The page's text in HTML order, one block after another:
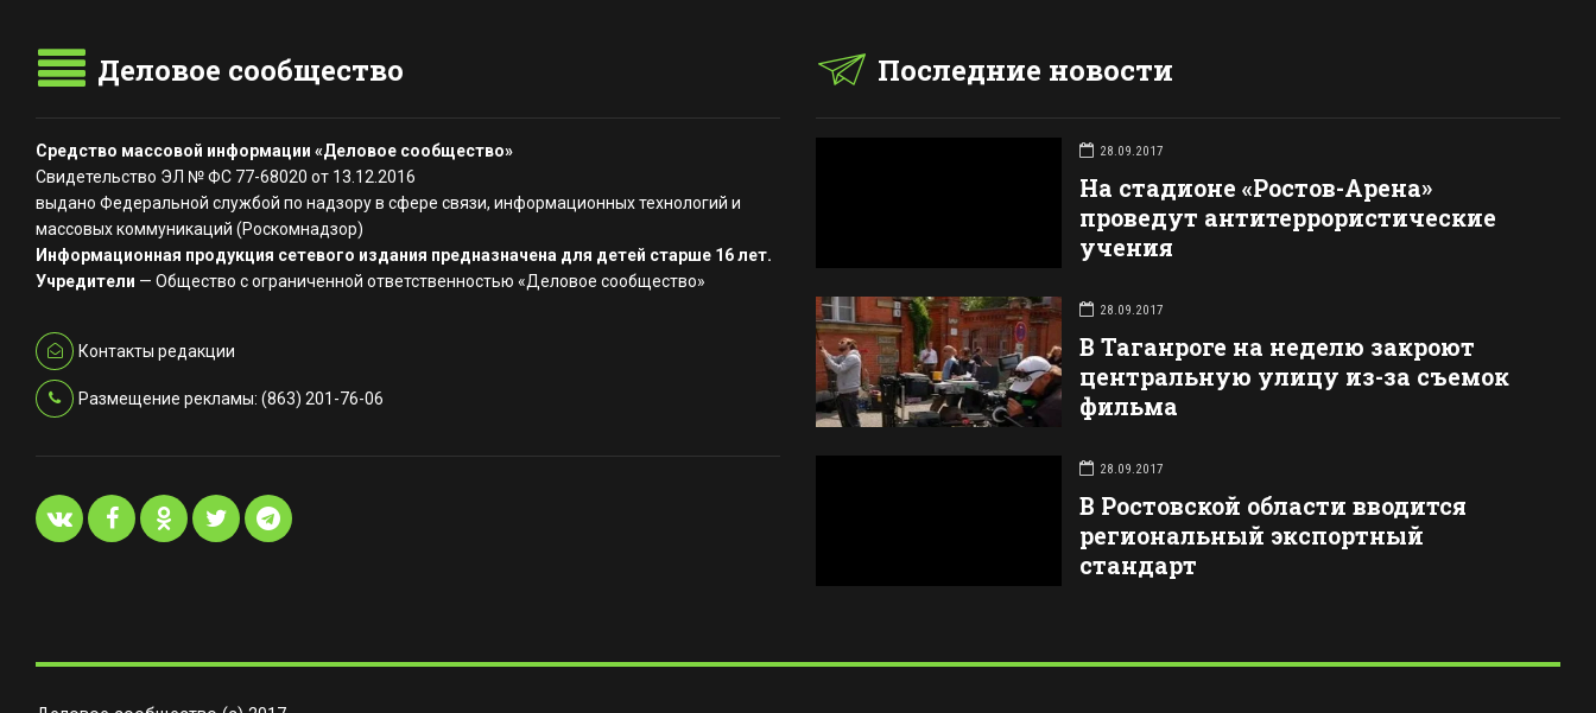
Деловое сообщество
Средство массовой информации «Деловое сообщество»
Свидетельство ЭЛ № ФС 77-68020 от 13.12.2016
выдано Федеральной службой по надзору в сфере связи, информационных технологий и
массовых коммуникаций (Роскомнадзор)
Информационная продукция сетевого издания предназначена для детей старше 16 лет.
Учредители — Общество с ограниченной ответственностью «Деловое сообщество»
Контакты редакции
Размещение рекламы: (863) 201-76-06
Последние новости
28.09.2017
На стадионе «Ростов-Арена»
проведут антитеррористические
учения
28.09.2017
В Таганроге на неделю закроют
центральную улицу из-за съемок
фильма
28.09.2017
В Ростовской области вводится
региональный экспортный
стандарт